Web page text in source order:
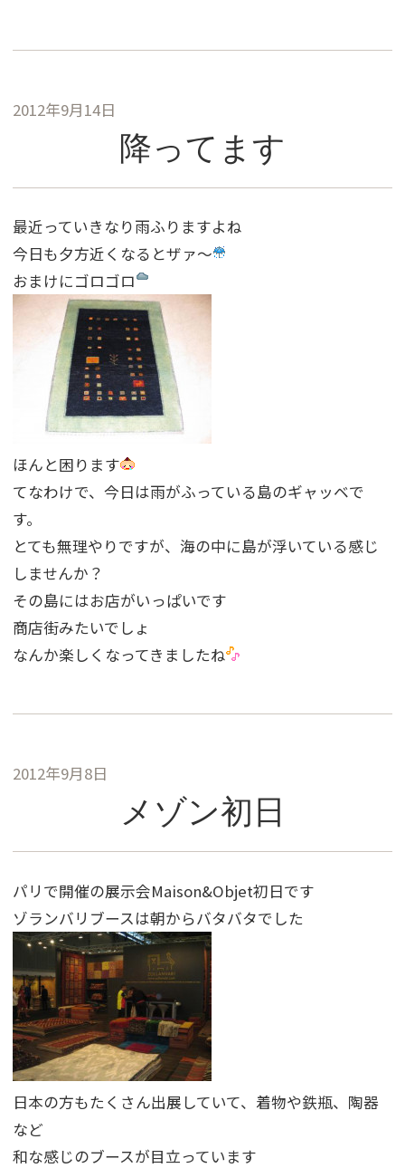
2012年9月14日
降ってます
最近っていきなり雨ふりますよね
今日も夕方近くなるとザァ〜
おまけにゴロゴロ
ほんと困ります
てなわけで、今日は雨がふっている島のギャッベで
す。
とても無理やりですが、海の中に島が浮いている感じ
しませんか？
その島にはお店がいっぱいです
商店街みたいでしょ
なんか楽しくなってきましたね
2012年9月8日
メゾン初日
パリで開催の展示会Maison&Objet初日です
ゾランバリブースは朝からバタバタでした
日本の方もたくさん出展していて、着物や鉄瓶、陶器
など
和な感じのブースが目立っています